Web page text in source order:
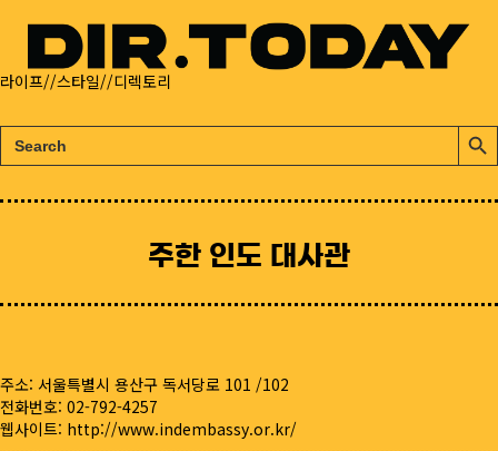
라이프//스타일//디렉토리
검
색:
검
색
튼
주한 인도 대사관
주소: 서울특별시 용산구 독서당로 101 /102
전화번호: 02-792-4257
웹사이트: http://www.indembassy.or.kr/